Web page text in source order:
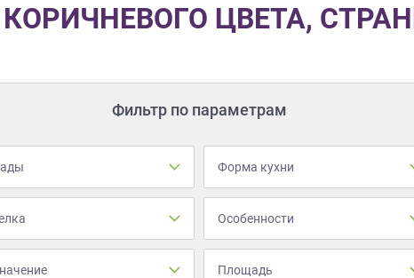
ЦВЕТА,
Фильтр по параметрам
Форма кухни
Особенности
Площадь